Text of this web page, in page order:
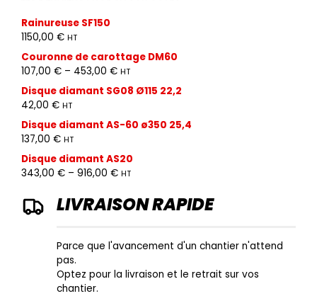
la
du
produit
Rainureuse SF150
1150,00 € HT
Couronne de carottage DM60
107,00 € – 453,00 € HT
Disque diamant SG08 Ø115 22,2
42,00 € HT
Disque diamant AS-60 ø350 25,4
137,00 € HT
Disque diamant AS20
343,00 € – 916,00 € HT
LIVRAISON RAPIDE
Parce que l'avancement d'un chantier n'attend
pas.
Optez pour la livraison et le retrait sur vos
chantier.